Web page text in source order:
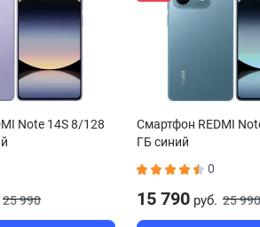
Note 14S 8/128
25 990
Смартфон REDMI
ГБ синий
0
15 790руб. 25 990